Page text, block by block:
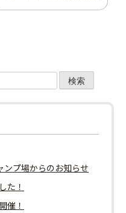
プ場からのお知らせ
た！
催！